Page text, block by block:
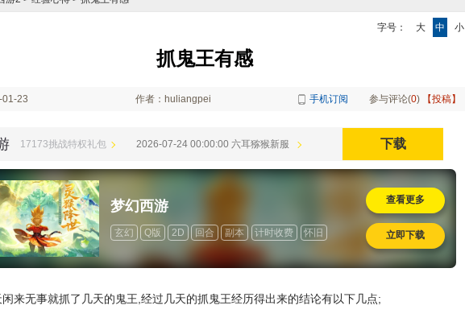
字号： 大 中 小
抓鬼王有感
01-23 作者：huliangpei 手机订阅 参与评论(0) 【投稿】
17173挑战特权礼包 2026-07-24 00:00:00 六耳猕猴新服 下载
梦幻西游
玄幻 Q版 2D 回合 副本 计时收费 怀旧
查看更多
立即下载
来无事就抓了几天的鬼王,经过几天的抓鬼王经历得出来的结论有以下几点;
新服【巫山曲】 8月9号一起冲新区